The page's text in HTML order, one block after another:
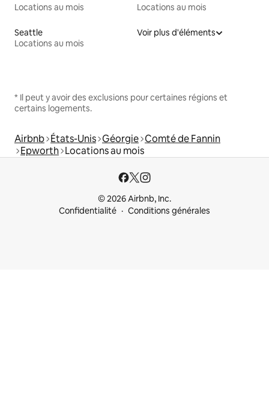
Locations au mois
Locations au mois
Seattle
Locations au mois
Voir plus d'éléments
* Il peut y avoir des exclusions pour certaines régions et
certains logements.
Airbnb États-Unis Géorgie Comté de Fannin
Epworth Locations au mois
© 2026 Airbnb, Inc.
Confidentialité
Conditions générales